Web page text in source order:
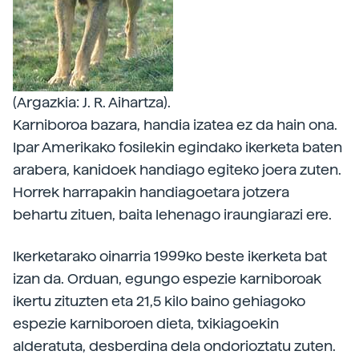
(Argazkia: J. R. Aihartza).
Karniboroa bazara, handia izatea ez da hain ona.
Ipar Amerikako fosilekin egindako ikerketa baten
arabera, kanidoek handiago egiteko joera zuten.
Horrek harrapakin handiagoetara jotzera
behartu zituen, baita lehenago iraungiarazi ere.
Ikerketarako oinarria 1999ko beste ikerketa bat
izan da. Orduan, egungo espezie karniboroak
ikertu zituzten eta 21,5 kilo baino gehiagoko
espezie karniboroen dieta, txikiagoekin
alderatuta, desberdina dela ondorioztatu zuten.